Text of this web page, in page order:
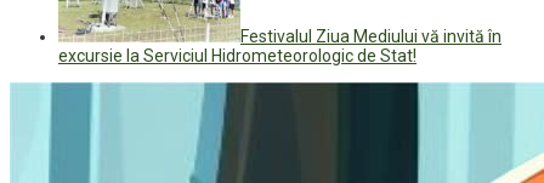
Festivalul Ziua Mediului vă invită în
excursie la Serviciul Hidrometeorologic de Stat!